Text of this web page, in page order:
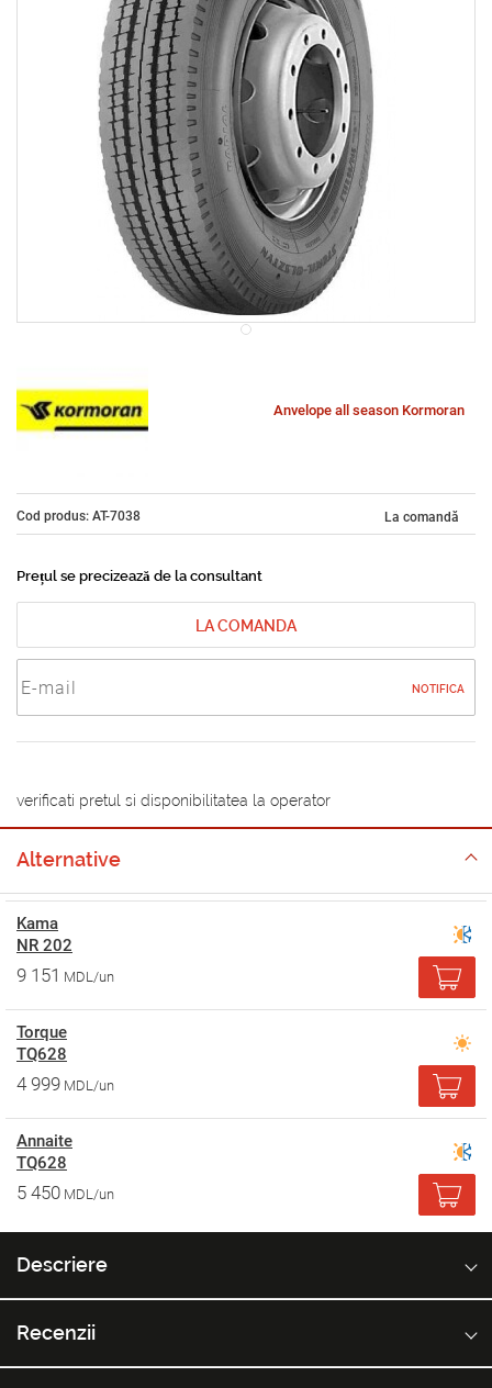
Anvelope all season Kormoran
Cod produs: AT-7038 La comandă
Prețul se precizează de la consultant
LA COMANDA
NOTIFICA
verificati pretul si disponibilitatea la operator
Alternative
Kama
NR 202
9 151 MDL/un
Torque
TQ628
4 999 MDL/un
Annaite
TQ628
5 450 MDL/un
Descriere
Recenzii